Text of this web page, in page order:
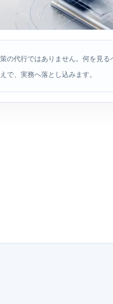
の代行ではありません。何を見る
で、実務へ落とし込みます。